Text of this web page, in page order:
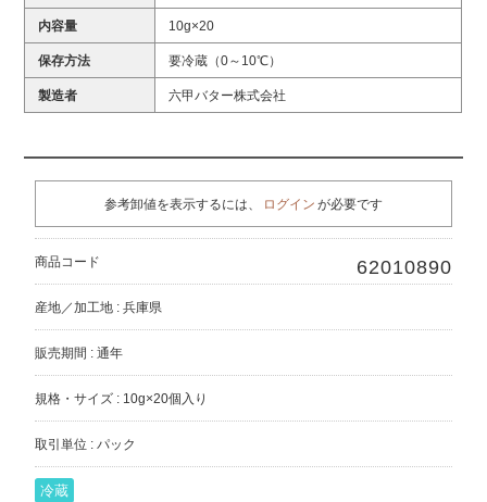
内容量 10g×20
保存方法 要冷蔵（0～10℃）
製造者 六甲バター株式会社
参考卸値を表示するには、 ログイン が必要です
商品コード 62010890
産地／加工地 : 兵庫県
販売期間 : 通年
規格・サイズ : 10g×20個入り
取引単位 : パック
冷蔵